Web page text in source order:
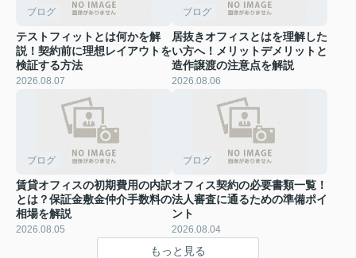
ブログ
テストフィットとは何かを解
説！契約前に理想レイアウトを
検証する方法
2026.08.07
ブログ
居抜きオフィスとはを理解した
い方へ！メリットデメリットと
造作譲渡の注意点を解説
2026.08.06
ブログ
賃貸オフィスの初期費用の内訳
とは？保証金敷金仲介手数料の
相場を解説
2026.08.05
ブログ
オフィス契約の必要書類一覧！
法人審査に通るための準備ポイ
ント
2026.08.04
もっと見る